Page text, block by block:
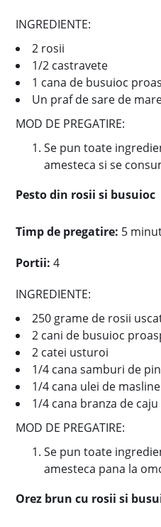
INGREDIENTE:
2 rosii
1/2 castravete
1 cana de busuioc
Un praf de sare de
MOD DE PREGATIRE:
Se pun toate
amesteca si se
Pesto din rosii si busuioc
Timp de pregatire: 5
Portii: 4
INGREDIENTE:
250 grame de rosii
2 cani de busuioc
2 catei usturoi
1/4 cana samburi de pin
1/4 cana ulei de masline
1/4 cana branza de caju
MOD DE PREGATIRE:
Se pun toate
amesteca pana la
Orez brun cu rosii si